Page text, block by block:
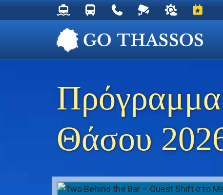
Δρομολόγια Φέρυ για Θάσο
Δρομολόγια Λεωφορείων Θάσου
Χρήσιμα Τηλέφωνα
Ζωντανή Κάμερα στη
Ο καιρός στη
Θάσου